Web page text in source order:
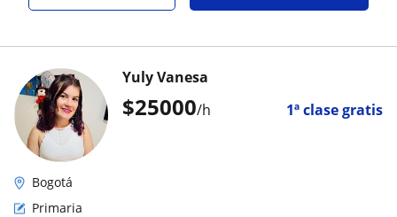
$25000/h 1ª clase gratis
Yuly Vanesa
Bogotá
Primaria